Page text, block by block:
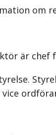
om
är chef